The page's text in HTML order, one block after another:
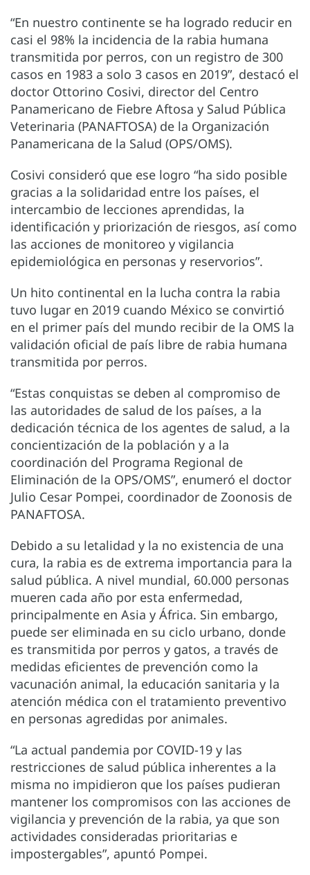
“En nuestro continente se ha logrado reducir en
casi el 98% la incidencia de la rabia humana
transmitida por perros, con un registro de 300
casos en 1983 a solo 3 casos en 2019”, destacó el
doctor Ottorino Cosivi, director del Centro
Panamericano de Fiebre Aftosa y Salud Pública
Veterinaria (PANAFTOSA) de la Organización
Panamericana de la Salud (OPS/OMS).
Cosivi consideró que ese logro “ha sido posible
gracias a la solidaridad entre los países, el
intercambio de lecciones aprendidas, la
identificación y priorización de riesgos, así como
las acciones de monitoreo y vigilancia
epidemiológica en personas y reservorios”.
Un hito continental en la lucha contra la rabia
tuvo lugar en 2019 cuando México se convirtió
en el primer país del mundo recibir de la OMS la
validación oficial de país libre de rabia humana
transmitida por perros.
“Estas conquistas se deben al compromiso de
las autoridades de salud de los países, a la
dedicación técnica de los agentes de salud, a la
concientización de la población y a la
coordinación del Programa Regional de
Eliminación de la OPS/OMS”, enumeró el doctor
Julio Cesar Pompei, coordinador de Zoonosis de
PANAFTOSA.
Debido a su letalidad y la no existencia de una
cura, la rabia es de extrema importancia para la
salud pública. A nivel mundial, 60.000 personas
mueren cada año por esta enfermedad,
principalmente en Asia y África. Sin embargo,
puede ser eliminada en su ciclo urbano, donde
es transmitida por perros y gatos, a través de
medidas eficientes de prevención como la
vacunación animal, la educación sanitaria y la
atención médica con el tratamiento preventivo
en personas agredidas por animales.
“La actual pandemia por COVID-19 y las
restricciones de salud pública inherentes a la
misma no impidieron que los países pudieran
mantener los compromisos con las acciones de
vigilancia y prevención de la rabia, ya que son
actividades consideradas prioritarias e
impostergables”, apuntó Pompei.